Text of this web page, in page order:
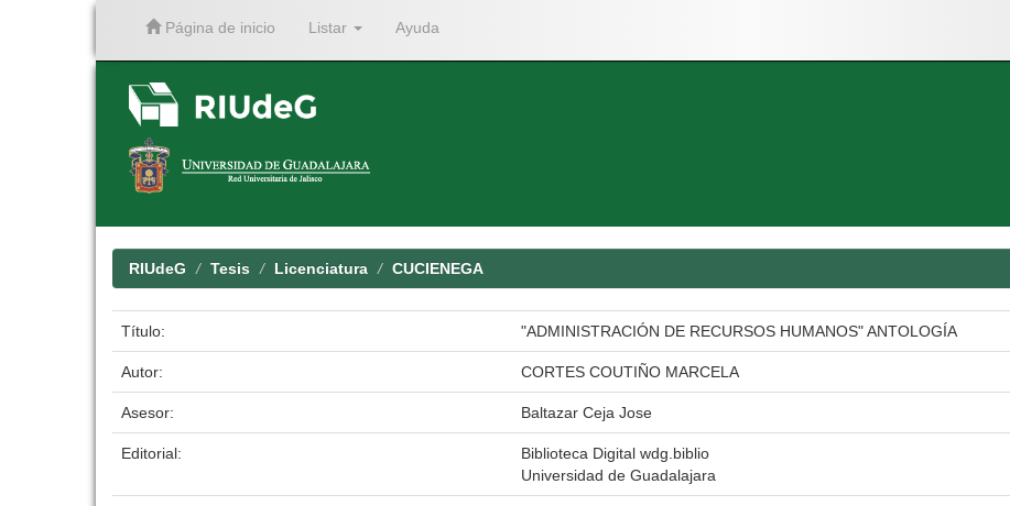
Página de inicio Listar Ayuda
RIUdeG Tesis Licenciatura CUCIENEGA
Título: "ADMINISTRACIÓN DE RECURSOS HUMANOS" ANTOLOGÍA
Autor: CORTES COUTIÑO MARCELA
Asesor: Baltazar Ceja Jose
Editorial:
Biblioteca Digital wdg.biblio
Universidad de Guadalajara